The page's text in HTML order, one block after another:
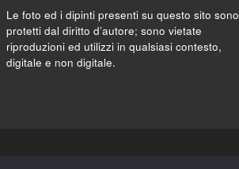
Le foto ed i dipinti presenti su questo sito sono
protetti dal diritto d’autore; sono vietate
riproduzioni ed utilizzi in qualsiasi contesto,
digitale e non digitale.